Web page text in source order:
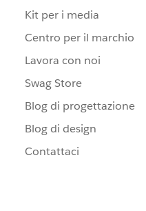
Kit per i media
Centro per il marchio
Lavora con noi
Swag Store
Blog di progettazione
Blog di design
Contattaci